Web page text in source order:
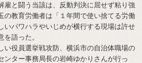
と闘う当該は、反動判決に屈せず粘り強
の教育労働者は「１年間で使い捨てる労働
いパワハラやいじめが横行する現場は許せ
語った。
役員選挙戦攻防、横浜市の自治体職場の
ンター事務局長の岩崎ゆかりさんが行っ